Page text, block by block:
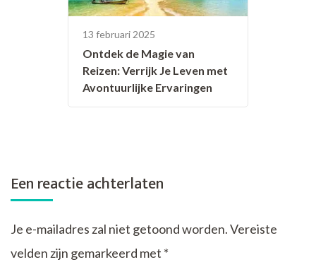
13 februari 2025
Ontdek de Magie van
Reizen: Verrijk Je Leven met
Avontuurlijke Ervaringen
Een reactie achterlaten
Je e-mailadres zal niet getoond worden.Vereiste
velden zijn gemarkeerd met *